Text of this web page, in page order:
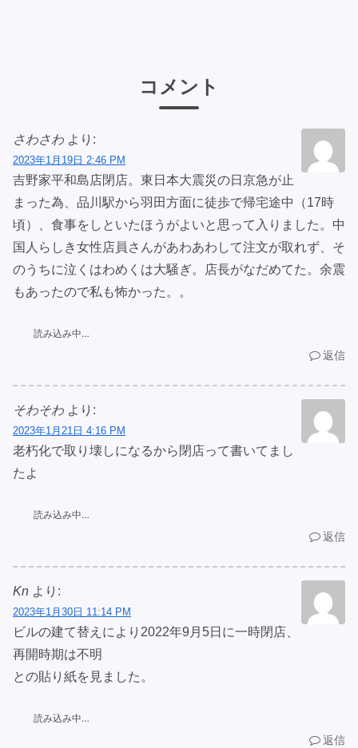
コメント
さわさわ より:
2023年1月19日 2:46 PM
吉野家平和島店閉店。東日本大震災の日京急が止
まった為、品川駅から羽田方面に徒歩で帰宅途中（17時
頃）、食事をしといたほうがよいと思って入りました。中
国人らしき女性店員さんがあわあわして注文が取れず、そ
のうちに泣くはわめくは大騒ぎ。店長がなだめてた。余震
もあったので私も怖かった。。
読み込み中…
返信
そわそわ より:
2023年1月21日 4:16 PM
老朽化で取り壊しになるから閉店って書いてまし
たよ
読み込み中…
返信
Kn より:
2023年1月30日 11:14 PM
ビルの建て替えにより2022年9月5日に一時閉店、
再開時期は不明
との貼り紙を見ました。
読み込み中…
返信